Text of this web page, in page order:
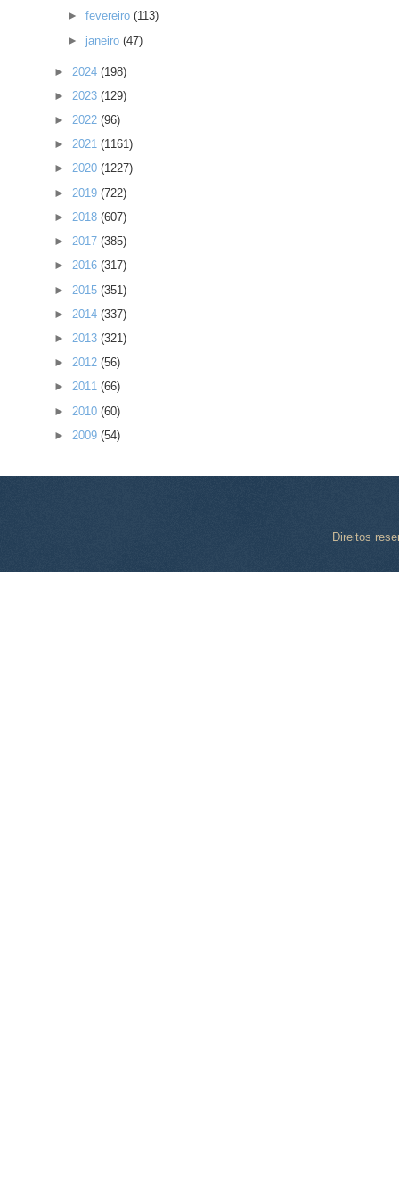
►fevereiro(113)
► janeiro(47)
► 2024 (198)
► 2023 (129)
► 2022 (96)
► 2021 (1161)
► 2020 (1227)
► 2019 (722)
► 2018 (607)
► 2017 (385)
► 2016 (317)
► 2015 (351)
► 2014 (337)
► 2013 (321)
► 2012 (56)
► 2011 (66)
► 2010 (60)
► 2009 (54)
Direitos